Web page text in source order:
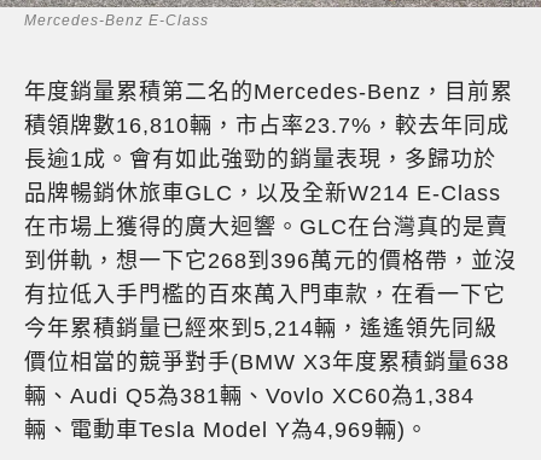
Mercedes-Benz E-Class
年度銷量累積第二名的Mercedes-Benz，目前累
積領牌數16,810輛，市占率23.7%，較去年同成
長逾1成。會有如此強勁的銷量表現，多歸功於
品牌暢銷休旅車GLC，以及全新W214 E-Class
在市場上獲得的廣大迴響。GLC在台灣真的是賣
到併軌，想一下它268到396萬元的價格帶，並沒
有拉低入手門檻的百來萬入門車款，在看一下它
今年累積銷量已經來到5,214輛，遙遙領先同級
價位相當的競爭對手(BMW X3年度累積銷量638
輛、Audi Q5為381輛、Vovlo XC60為1,384
輛、電動車Tesla Model Y為4,969輛)。